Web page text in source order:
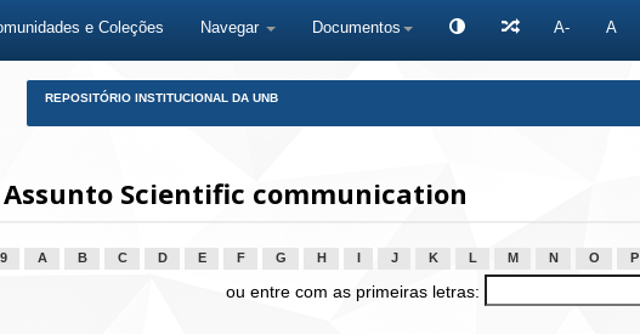
e Coleções Navegar Documentos A- A
REPOSITÓRIO INSTITUCIONAL DA UNB
Scientific communication
A B C D E F G H J K L M N O P
ou entre com as primeiras letras: